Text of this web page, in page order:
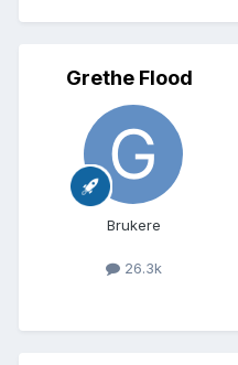
Grethe Flood
Brukere
26.3k